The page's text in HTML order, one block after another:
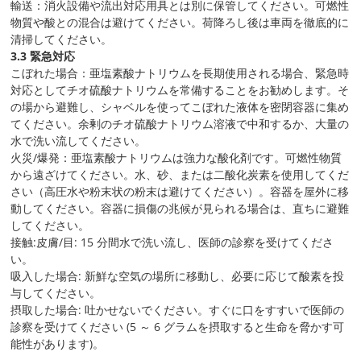
輸送：消火設備や流出対応用具とは別に保管してください。可燃性
物質や酸との混合は避けてください。荷降ろし後は車両を徹底的に
清掃してください。
3.3 緊急対応
こぼれた場合：亜塩素酸ナトリウムを長期使用される場合、緊急時
対応としてチオ硫酸ナトリウムを常備することをお勧めします。そ
の場から避難し、シャベルを使ってこぼれた液体を密閉容器に集め
てください。余剰のチオ硫酸ナトリウム溶液で中和するか、大量の
水で洗い流してください。
火災/爆発：亜塩素酸ナトリウムは強力な酸化剤です。可燃性物質
から遠ざけてください。水、砂、または二酸化炭素を使用してくだ
さい（高圧水や粉末状の粉末は避けてください）。容器を屋外に移
動してください。容器に損傷の兆候が見られる場合は、直ちに避難
してください。
接触:皮膚/目: 15 分間水で洗い流し、医師の診察を受けてくださ
い。
吸入した場合: 新鮮な空気の場所に移動し、必要に応じて酸素を投
与してください。
摂取した場合: 吐かせないでください。すぐに口をすすいで医師の
診察を受けてください (5 ～ 6 グラムを摂取すると生命を脅かす可
能性があります)。